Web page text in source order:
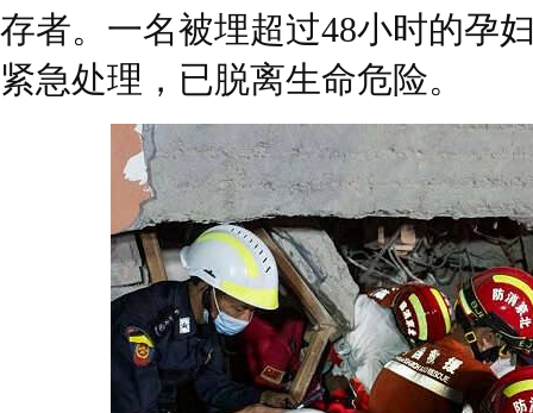
存者。一名被埋超过48小时的孕
紧急处理，已脱离生命危险。